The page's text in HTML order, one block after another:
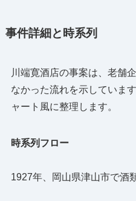
事件詳細と時系列
川端寛酒店の事案は、老舗
なかった流れを示していま
ャート風に整理します。
時系列フロー
1927年、岡山県津山市で酒